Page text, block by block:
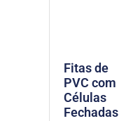
Fitas de
PVC com
Células
Fechadas